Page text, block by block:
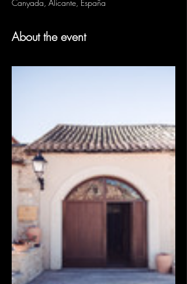
Canyada, Alicante, España
About the event